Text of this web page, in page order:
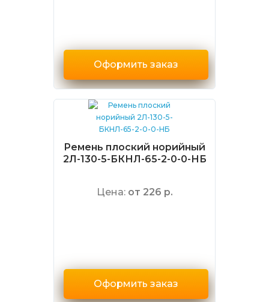
Оформить заказ
Ремень плоский норийный
2Л-130-5-БКНЛ-65-2-0-0-НБ
Цена: от 226 р.
Оформить заказ